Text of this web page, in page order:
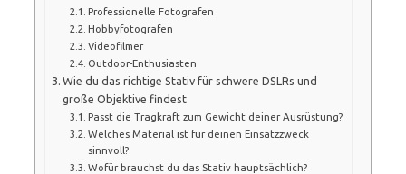
Professionelle Fotografen
Hobbyfotografen
Videofilmer
Outdoor-Enthusiasten
Wie du das richtige Stativ für schwere DSLRs und
große Objektive findest
Passt die Tragkraft zum Gewicht deiner Ausrüstung?
Welches Material ist für deinen Einsatzzweck
sinnvoll?
Wofür brauchst du das Stativ hauptsächlich?